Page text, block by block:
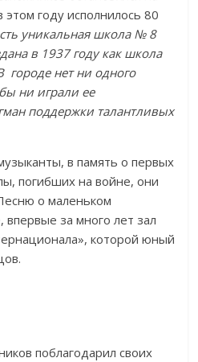
году исполнилось 80
уникальная школа № 8
в 1937 году как школа
нет ни одного
ни играли ее
поддержки талантливых
в память о первых
погибших на войне, они
о маленьком
за много лет зал
которой юный
поблагодарил своих